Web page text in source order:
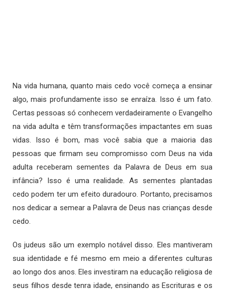
Na vida humana, quanto mais cedo você começa a ensinar
algo, mais profundamente isso se enraíza. Isso é um fato.
Certas pessoas só conhecem verdadeiramente o Evangelho
na vida adulta e têm transformações impactantes em suas
vidas. Isso é bom, mas você sabia que a maioria das
pessoas que firmam seu compromisso com Deus na vida
adulta receberam sementes da Palavra de Deus em sua
infância? Isso é uma realidade. As sementes plantadas
cedo podem ter um efeito duradouro. Portanto, precisamos
nos dedicar a semear a Palavra de Deus nas crianças desde
cedo.
Os judeus são um exemplo notável disso. Eles mantiveram
sua identidade e fé mesmo em meio a diferentes culturas
ao longo dos anos. Eles investiram na educação religiosa de
seus filhos desde tenra idade, ensinando as Escrituras e os